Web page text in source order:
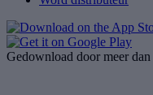
Gedownload door meer dan